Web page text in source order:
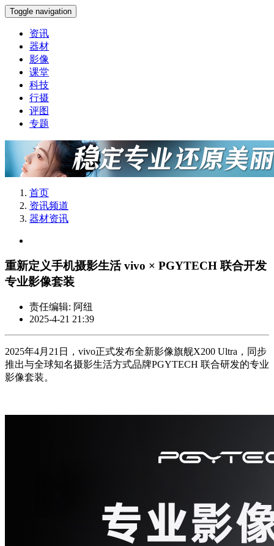
Toggle navigation
资讯
器材
影像
课堂
科技
行摄
评图
专题
首页
资讯频道
器材资讯
重新定义手机摄影生活 vivo × PGYTECH 联合开发
专业影像套装
责任编辑: 阿纽
2025-4-21 21:39
2025年4月21日，vivo正式发布全新影像旗舰X200 Ultra，同步
推出与全球知名摄影生活方式品牌PGYTECH 联合研发的专业
影像套装。